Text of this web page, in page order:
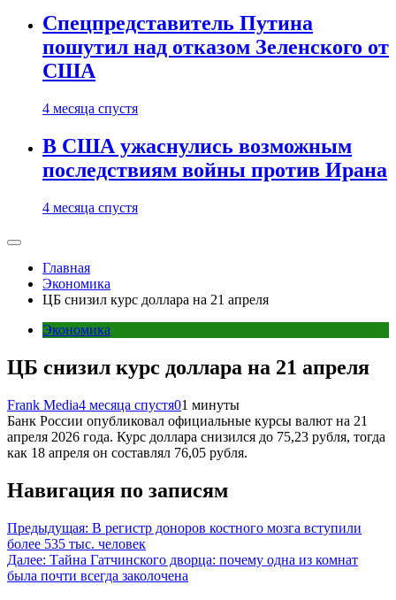
Спецпредставитель Путина
пошутил над отказом Зеленского от
США
4 месяца спустя
В США ужаснулись возможным
последствиям войны против Ирана
4 месяца спустя
Главная
Экономика
ЦБ снизил курс доллара на 21 апреля
Экономика
ЦБ снизил курс доллара на 21 апреля
Frank Media4 месяца спустя01 минуты
Банк России опубликовал официальные курсы валют на 21
апреля 2026 года. Курс доллара снизился до 75,23 рубля, тогда
как 18 апреля он составлял 76,05 рубля.
Навигация по записям
Предыдущая: В регистр доноров костного мозга вступили
более 535 тыс. человек
Далее: Тайна Гатчинского дворца: почему одна из комнат
была почти всегда заколочена